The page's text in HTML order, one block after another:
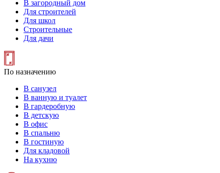
В загородный дом
Для строителей
Для школ
Строительные
Для дачи
По назначению
В санузел
В ванную и туалет
В гардеробную
В детскую
В офис
В спальню
В гостиную
Для кладовой
На кухню